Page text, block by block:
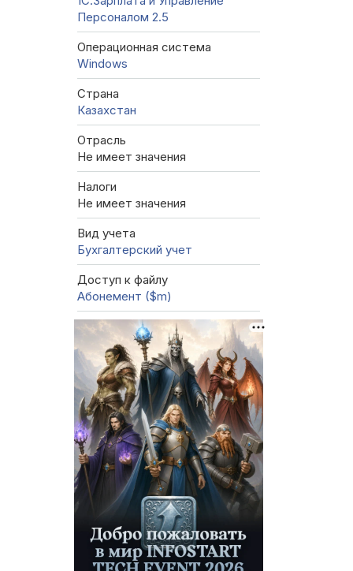
Персоналом 2.5
Операционная система
Windows
Страна
Казахстан
Отрасль
Не имеет значения
Налоги
Не имеет значения
Вид учета
Бухгалтерский учет
Доступ к файлу
Абонемент ($m)